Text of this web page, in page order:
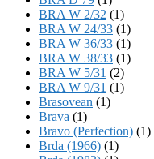
BRA W 2/32 (1)
BRA W 24/33 (1)
BRA W 36/33 (1)
BRA W 38/33 (1)
BRA W 5/31 (2)
BRA W 9/31 (1)
Brasovean (1)
Brava (1)
Bravo (Perfection) (1)
Brda (1966) (1)